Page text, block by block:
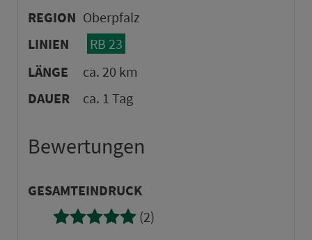
REGION Oberpfalz
LINIEN
RB 23
LÄNGE
ca. 20 km
DAUER
ca. 1 Tag
Bewertungen
GE­SAMTEINDRUCK
(2)